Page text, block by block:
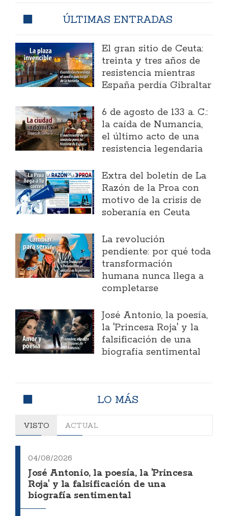
ÚLTIMAS ENTRADAS
El gran sitio de Ceuta:
treinta y tres años de
resistencia mientras
España perdía Gibraltar
6 de agosto de 133 a. C.:
la caída de Numancia,
el último acto de una
resistencia legendaria
Extra del boletín de La
Razón de la Proa con
motivo de la crisis de
soberanía en Ceuta
La revolución
pendiente: por qué toda
transformación
humana nunca llega a
completarse
José Antonio, la poesía,
la 'Princesa Roja' y la
falsificación de una
biografía sentimental
LO MÁS
VISTO ACTUAL
04/08/2026
José Antonio, la poesía, la 'Princesa
Roja' y la falsificación de una
biografía sentimental